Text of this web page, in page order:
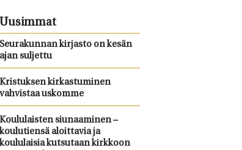
Uusimmat
Seurakunnan kirjasto on kesän
ajan suljettu
Kristuksen kirkastuminen
vahvistaa uskomme
Koululaisten siunaaminen –
aloittavia ja
kutsutaan kirkkoon